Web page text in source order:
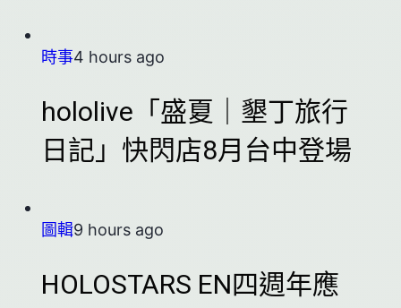
時事4 hours ago
hololive「盛夏｜墾丁旅行
日記」快閃店8月台中登場
圖輯9 hours ago
HOLOSTARS EN四週年應